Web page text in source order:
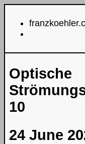
Optische
10
24 June